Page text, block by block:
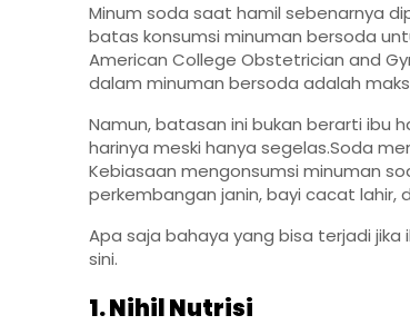
Minum soda saat hamil sebenarnya
batas konsumsi minuman bersoda
American College Obstetrician and
dalam minuman bersoda adalah
Namun, batasan ini bukan berarti ibu
harinya meski hanya segelas.Soda
Kebiasaan mengonsumsi minuman
perkembangan janin, bayi cacat lahir,
Apa saja bahaya yang bisa terjadi
sini.
1.Nihil Nutrisi